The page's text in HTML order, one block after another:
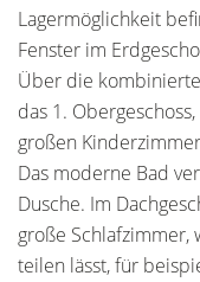
Lagermöglichkeit
Fenster im
Über die
das 1.
großen
Das moderne Bad
Dusche. Im
große
teilen lässt, für